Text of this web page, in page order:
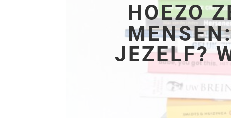
HOEZO
JEZELF?